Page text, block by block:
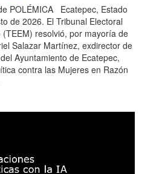
POLÉMICA Ecatepec, Estado
de 2026. El Tribunal Electoral
resolvió, por mayoría de
Salazar Martínez, exdirector de
Ayuntamiento de Ecatepec,
contra las Mujeres en Razón